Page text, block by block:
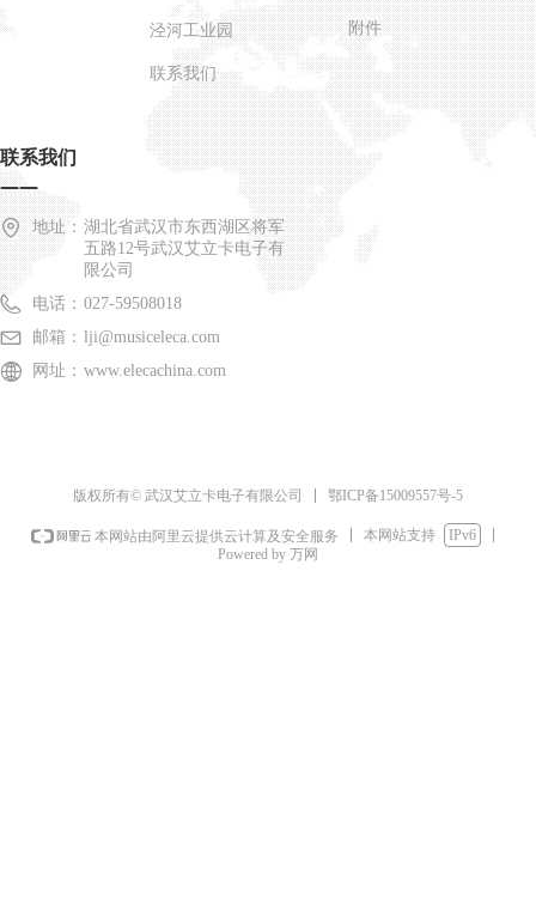
地址： 湖北省武汉市东西湖区将军
五路12号武汉艾立卡电子有
限公司
电话： 027-59508018
邮箱： lji@musiceleca.com
网址： www.elecachina.com
联系我们
——
附件
泾河工业园
联系我们
版权所有© 武汉艾立卡电子有限公司 鄂ICP备15009557号-5
本网站由阿里云提供云计算及安全服务 本网站支持
IPv6
Powered by 万网